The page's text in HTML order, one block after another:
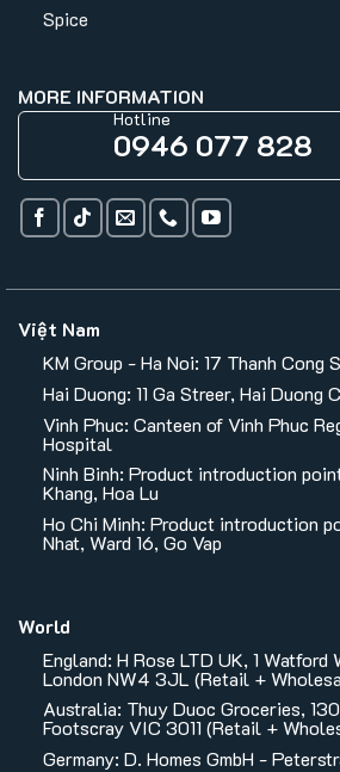
Spice
MORE INFORMATION
Hotline
0946 077 828
Việt Nam
KM Group - Ha Noi: 17 Thanh Cong
Hai Duong: 11 Ga Streer, Hai Duong
Vinh Phuc: Canteen of Vinh Phuc
Hospital
Ninh Binh: Product introduction
Khang, Hoa Lu
Ho Chi Minh: Product introduction
Nhat, Ward 16, Go Vap
World
England: H Rose LTD UK, 1 Watford
London NW4 3JL (Retail +
Australia: Thuy Duoc Groceries,
Footscray VIC 3011 (Retail +
Germany: D. Homes GmbH -